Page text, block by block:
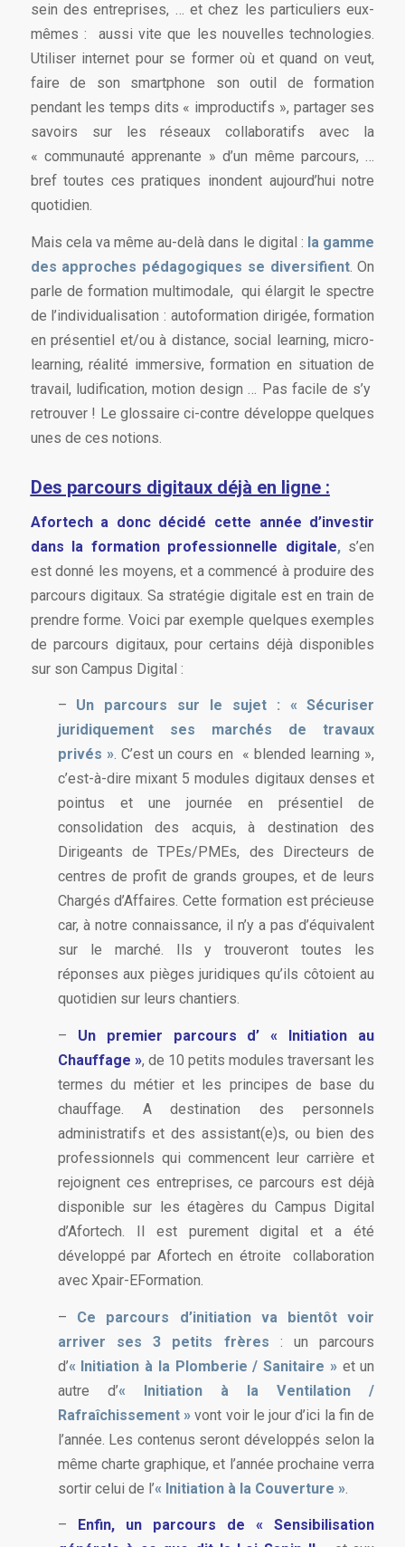
sein des entreprises, … et chez les particuliers eux-
mêmes : aussi vite que les nouvelles technologies.
Utiliser internet pour se former où et quand on veut,
faire de son smartphone son outil de formation
pendant les temps dits « improductifs », partager ses
savoirs sur les réseaux collaboratifs avec la
« communauté apprenante » d’un même parcours, …
bref toutes ces pratiques inondent aujourd’hui notre
quotidien.
Mais cela va même au-delà dans le digital : la gamme
des approches pédagogiques se diversifient. On
parle de formation multimodale, qui élargit le spectre
de l’individualisation : autoformation dirigée, formation
en présentiel et/ou à distance, social learning, micro-
learning, réalité immersive, formation en situation de
travail, ludification, motion design … Pas facile de s’y
retrouver ! Le glossaire ci-contre développe quelques
unes de ces notions.
Des parcours digitaux déjà en ligne :
Afortech a donc décidé cette année d’investir
dans la formation professionnelle digitale,s’en
est donné les moyens, et a commencé à produire des
parcours digitaux. Sa stratégie digitale est en train de
prendre forme. Voici par exemple quelques exemples
de parcours digitaux, pour certains déjà disponibles
sur son Campus Digital :
– Un parcours sur le sujet : « Sécuriser
juridiquement ses marchés de travaux
privés ». C’est un cours en « blended learning »,
c’est-à-dire mixant 5 modules digitaux denses et
pointus et une journée en présentiel de
consolidation des acquis, à destination des
Dirigeants de TPEs/PMEs, des Directeurs de
centres de profit de grands groupes, et de leurs
Chargés d’Affaires. Cette formation est précieuse
car, à notre connaissance, il n’y a pas d’équivalent
sur le marché. Ils y trouveront toutes les
réponses aux pièges juridiques qu’ils côtoient au
quotidien sur leurs chantiers.
– Un premier parcours d’ « Initiation au
Chauffage », de 10 petits modules traversant les
termes du métier et les principes de base du
chauffage. A destination des personnels
administratifs et des assistant(e)s, ou bien des
professionnels qui commencent leur carrière et
rejoignent ces entreprises, ce parcours est déjà
disponible sur les étagères du Campus Digital
d’Afortech. Il est purement digital et a été
développé par Afortech en étroite collaboration
avec Xpair-EFormation.
– Ce parcours d’initiation va bientôt voir
arriver ses 3 petits frères : un parcours
d’« Initiation à la Plomberie / Sanitaire »et un
autre d’« Initiation à la Ventilation /
Rafraîchissement »vont voir le jour d’ici la fin de
l’année. Les contenus seront développés selon la
même charte graphique, et l’année prochaine verra
sortir celui de l’« Initiation à la Couverture ».
–
Enfin, un parcours de « Sensibilisation